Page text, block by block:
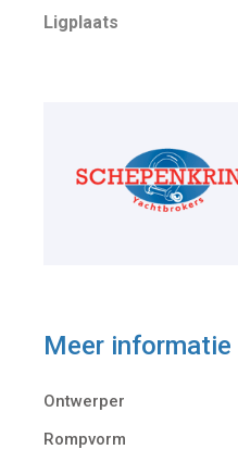
Ligplaats
Meer informatie
Ontwerper
Rompvorm